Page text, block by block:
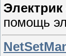
Электрик
помощь